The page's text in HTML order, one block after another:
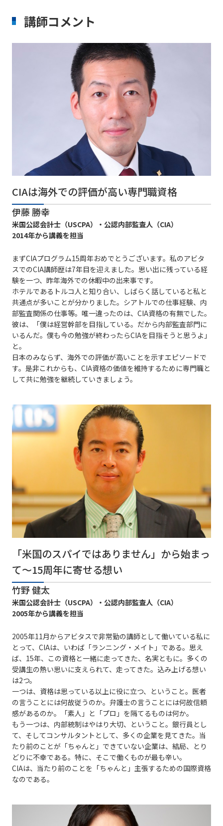
講師コメント
CIAは海外での評価が高い専門職資格
伊藤 勝幸
米国公認会計士（USCPA）・公認内部監査人（CIA）
2014年から講義を担当
まずCIAプログラム15周年おめでとうございます。私のアビタ
スでのCIA講師歴は7年目を迎えました。思い出に残っている経
験を一つ、昨年海外での休暇中の出来事です。
ホテルであるトルコ人と知り合い、しばらく話していると私と
共通点が多いことが分かりました。シアトルでの仕事経験、内
部監査関係の仕事等。唯一違ったのは、CIA資格の有無でした。
彼は、「僕は経営幹部を目指している。だから内部監査部門に
いるんだ。僕も今の勉強が終わったらCIAを目指そうと思うよ」
と。
日本のみならず、海外での評価が高いことを示すエピソードで
す。是非これからも、CIA資格の価値を維持するために専門職と
して共に勉強を継続していきましょう。
「米国のスパイではありません」から始まっ
て～15周年に寄せる想い
竹野 健太
米国公認会計士（USCPA）・公認内部監査人（CIA）
2005年から講義を担当
2005年11月からアビタスで非常勤の講師として働いている私に
とって、CIAは、いわば「ランニング・メイト」である。思え
ば、15年、この資格と一緒に走ってきた、名実ともに。多くの
受講生の熱い思いに支えられて、走ってきた。込み上げる想い
は2つ。
一つは、資格は思っている以上に役に立つ、ということ。医者
の言うことには何故従うのか。弁護士の言うことには何故信頼
感があるのか。「素人」と「プロ」を隔てるものは何か。
もう一つは、内部統制はやはり大切、ということ。銀行員とし
て、そしてコンサルタントとして、多くの企業を見てきた。当
たり前のことが「ちゃんと」できていない企業は、結局、とり
どりに不幸である。特に、そこで働くものが最も辛い。
CIAは、当たり前のことを「ちゃんと」主張するための国際資格
なのである。